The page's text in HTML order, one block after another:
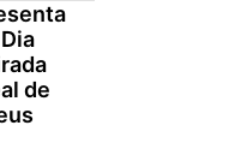
de